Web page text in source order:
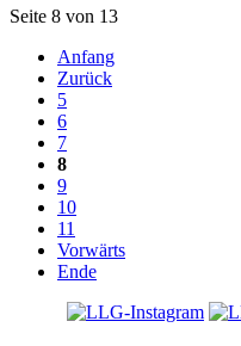
Seite 8 von 13
Anfang
Zurück
5
6
7
8
9
10
11
Vorwärts
Ende